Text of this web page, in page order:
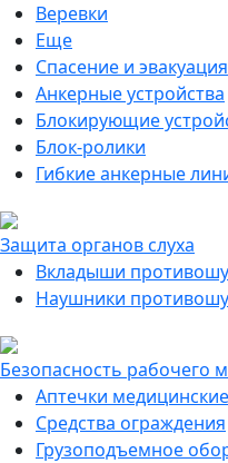
Веревки
Еще
Спасение и эвакуация
Анкерные устройства
Блокирующие
Блок-ролики
Гибкие анкерные
Защита органов слуха
Вкладыши
Наушники
Безопасность рабочего
Аптечки медицинские
Средства ограждения
Грузоподъемное